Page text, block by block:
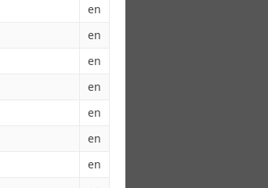
en
en
en
en
en
en
en